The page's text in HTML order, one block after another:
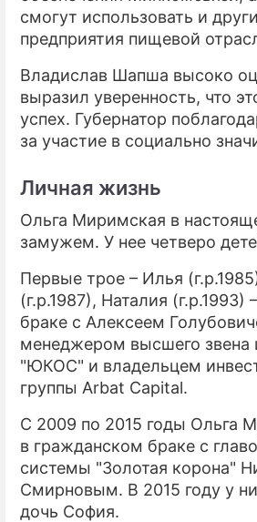
смогут использовать и
предприятия пищевой
Владислав Шапша высоко
выразил уверенность, что
успех. Губернатор
за участие в социально
Личная жизнь
Ольга Миримская в
замужем. У нее четверо
Первые трое – Илья
(г.р.1987), Наталия (г.р.1993)
браке с Алексеем
менеджером высшего звена
"ЮКОС" и владельцем
группы Arbat Capital.
С 2009 по 2015 годы Ольга
в гражданском браке с
системы "Золотая корона"
Смирновым. В 2015 году у
дочь София.